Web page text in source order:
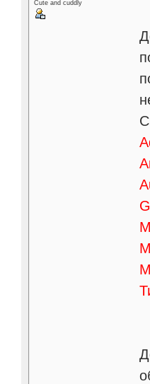
Cute and cuddly